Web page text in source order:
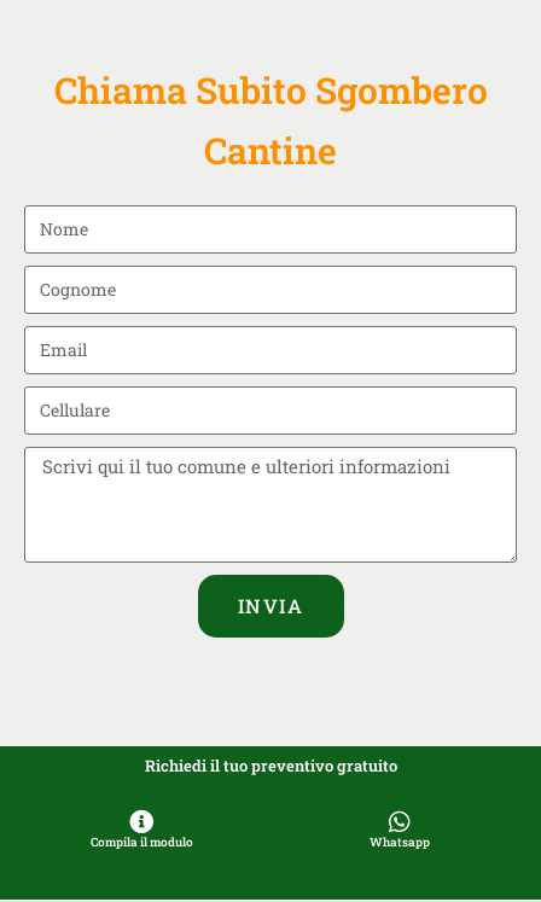
Chiama Subito Sgombero
Cantine
INVIA
Richiedi il tuo preventivo gratuito
Compila il modulo Whatsapp